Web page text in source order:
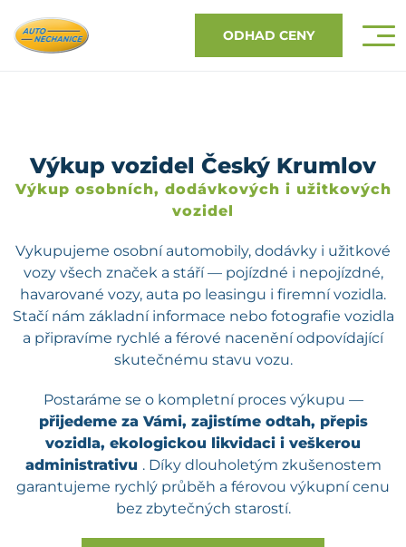
ODHAD CENY
Výkup vozidel Český Krumlov
Výkup osobních, dodávkových i užitkových
vozidel
Vykupujeme osobní automobily, dodávky i užitkové
vozy všech značek a stáří — pojízdné i nepojízdné,
havarované vozy, auta po leasingu i firemní vozidla.
Stačí nám základní informace nebo fotografie vozidla
a připravíme rychlé a férové nacenění odpovídající
skutečnému stavu vozu.
Postaráme se o kompletní proces výkupu —
přijedeme za Vámi, zajistíme odtah, přepis
vozidla, ekologickou likvidaci i veškerou
administrativu . Díky dlouholetým zkušenostem
garantujeme rychlý průběh a férovou výkupní cenu
bez zbytečných starostí.